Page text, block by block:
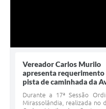
Vereador Carlos Murilo
apresenta requerimento
pista de caminhada da
Durante a 17ª Sessão
Mirassolândia, realizada no